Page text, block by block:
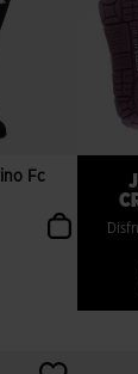
Fc
clientes